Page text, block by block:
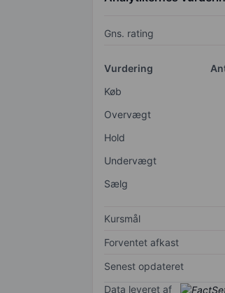
Gns. rating
Vurdering
Køb
Overvægt
Hold
Undervægt
Sælg
Kursmål
Forventet afkast
Senest opdateret
Data leveret af